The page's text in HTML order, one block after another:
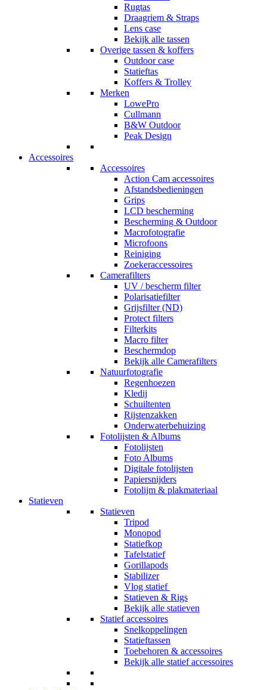
Rugtas
Draagriem & Straps
Lens case
Bekijk alle tassen
Overige tassen & koffers
Outdoor case
Statieftas
Koffers & Trolley
Merken
LowePro
Cullmann
B&W Outdoor
Peak Design
Accessoires
Accessoires
Action Cam accessoires
Afstandsbedieningen
Grips
LCD bescherming
Bescherming & Outdoor
Macrofotografie
Microfoons
Reiniging
Zoekeraccessoires
Camerafilters
UV / bescherm filter
Polarisatiefilter
Grijsfilter (ND)
Protect filters
Filterkits
Macro filter
Beschermdop
Bekijk alle Camerafilters
Natuurfotografie
Regenhoezen
Kledij
Schuiltenten
Rijstenzakken
Onderwaterbehuizing
Fotolijsten & Albums
Fotolijsten
Foto Albums
Digitale fotolijsten
Papiersnijders
Fotolijm & plakmateriaal
Statieven
Statieven
Tripod
Monopod
Statiefkop
Tafelstatief
Gorillapods
Stabilizer
Vlog statief
Statieven & Rigs
Bekijk alle statieven
Statief accessoires
Snelkoppelingen
Statieftassen
Toebehoren & accessoires
Bekijk alle statief accessoires